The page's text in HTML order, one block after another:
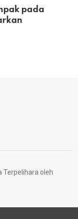
pada
Terpelihara oleh